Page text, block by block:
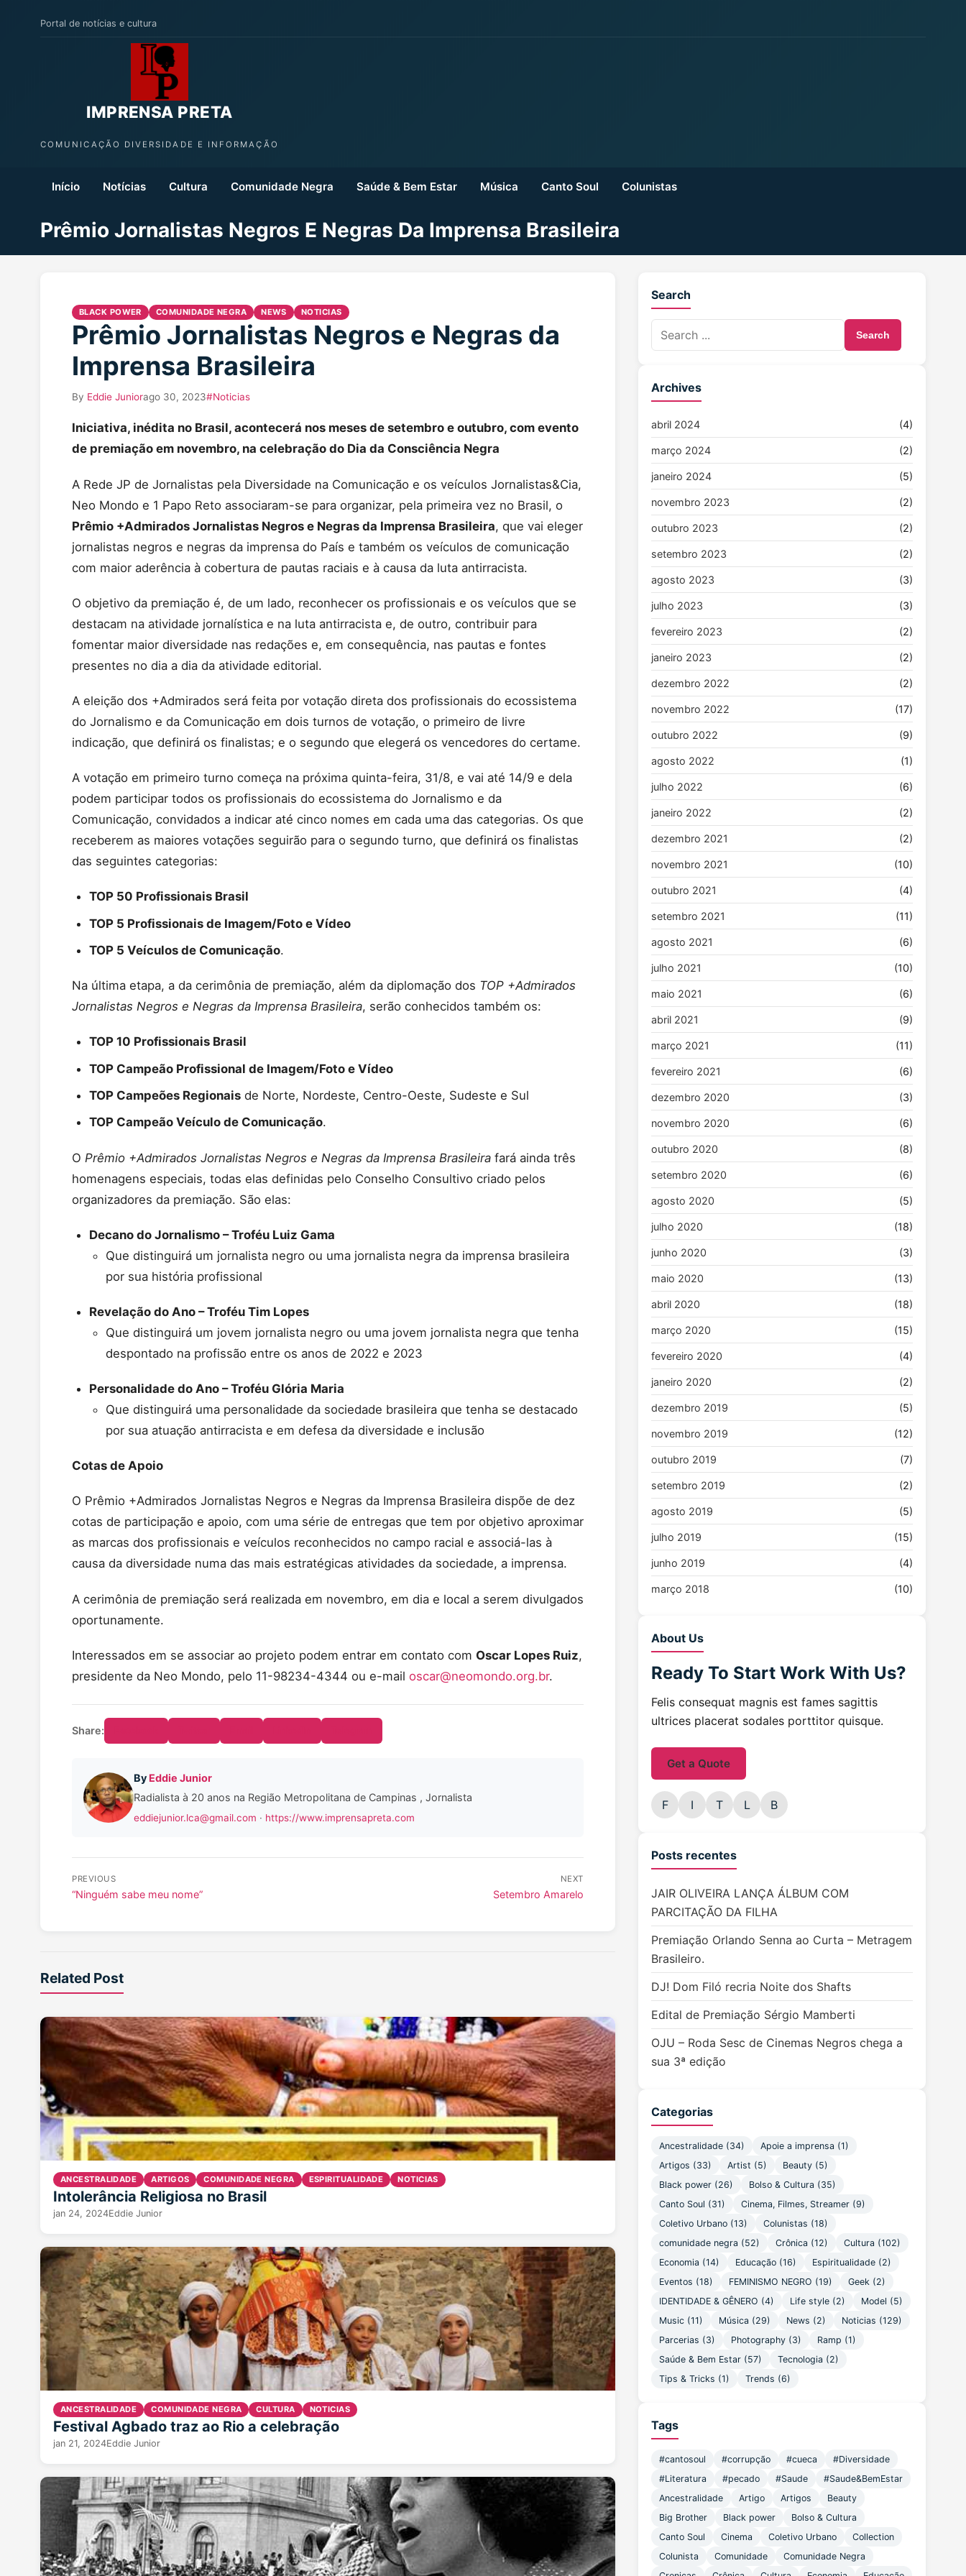
Portal de notícias e cultura
IMPRENSA PRETA
COMUNICAÇÃO DIVERSIDADE E INFORMAÇÃO
Início Notícias Cultura Comunidade Negra Saúde & Bem Estar Música Canto Soul Colunistas
Prêmio Jornalistas Negros E Negras Da Imprensa Brasileira
BLACK POWER COMUNIDADE NEGRA NEWS NOTICIAS
Prêmio Jornalistas Negros e Negras da
Imprensa Brasileira
By Eddie Juniorago 30, 2023#Noticias
Iniciativa, inédita no Brasil, acontecerá nos meses de setembro e outubro, com evento
de premiação em novembro, na celebração do Dia da Consciência Negra
A Rede JP de Jornalistas pela Diversidade na Comunicação e os veículos Jornalistas&Cia,
Neo Mondo e 1 Papo Reto associaram-se para organizar, pela primeira vez no Brasil, o
Prêmio +Admirados Jornalistas Negros e Negras da Imprensa Brasileira, que vai eleger
jornalistas negros e negras da imprensa do País e também os veículos de comunicação
com maior aderência à cobertura de pautas raciais e à causa da luta antirracista.
O objetivo da premiação é, de um lado, reconhecer os profissionais e os veículos que se
destacam na atividade jornalística e na luta antirracista e, de outro, contribuir para
fomentar maior diversidade nas redações e, em consequência, nas pautas e fontes
presentes no dia a dia da atividade editorial.
A eleição dos +Admirados será feita por votação direta dos profissionais do ecossistema
do Jornalismo e da Comunicação em dois turnos de votação, o primeiro de livre
indicação, que definirá os finalistas; e o segundo que elegerá os vencedores do certame.
A votação em primeiro turno começa na próxima quinta-feira, 31/8, e vai até 14/9 e dela
podem participar todos os profissionais do ecossistema do Jornalismo e da
Comunicação, convidados a indicar até cinco nomes em cada uma das categorias. Os que
receberem as maiores votações seguirão para o segundo turno, que definirá os finalistas
das seguintes categorias:
TOP 50 Profissionais Brasil
TOP 5 Profissionais de Imagem/Foto e Vídeo
TOP 5 Veículos de Comunicação.
Na última etapa, a da cerimônia de premiação, além da diplomação dos TOP +Admirados
Jornalistas Negros e Negras da Imprensa Brasileira, serão conhecidos também os:
TOP 10 Profissionais Brasil
TOP Campeão Profissional de Imagem/Foto e Vídeo
TOP Campeões Regionaisde Norte, Nordeste, Centro-Oeste, Sudeste e Sul
TOP Campeão Veículo de Comunicação.
O Prêmio +Admirados Jornalistas Negros e Negras da Imprensa Brasileira fará ainda três
homenagens especiais, todas elas definidas pelo Conselho Consultivo criado pelos
organizadores da premiação. São elas:
Decano do Jornalismo – Troféu Luiz Gama
Que distinguirá um jornalista negro ou uma jornalista negra da imprensa brasileira
por sua história profissional
Revelação do Ano – Troféu Tim Lopes
Que distinguirá um jovem jornalista negro ou uma jovem jornalista negra que tenha
despontado na profissão entre os anos de 2022 e 2023
Personalidade do Ano – Troféu Glória Maria
Que distinguirá uma personalidade da sociedade brasileira que tenha se destacado
por sua atuação antirracista e em defesa da diversidade e inclusão
Cotas de Apoio
O Prêmio +Admirados Jornalistas Negros e Negras da Imprensa Brasileira dispõe de dez
cotas de participação e apoio, com uma série de entregas que tem por objetivo aproximar
as marcas dos profissionais e veículos reconhecidos no campo racial e associá-las à
causa da diversidade numa das mais estratégicas atividades da sociedade, a imprensa.
A cerimônia de premiação será realizada em novembro, em dia e local a serem divulgados
oportunamente.
Interessados em se associar ao projeto podem entrar em contato com Oscar Lopes Ruiz,
presidente da Neo Mondo, pelo 11-98234-4344 ou e-mail oscar@neomondo.org.br.
Share:
By Eddie Junior
Radialista à 20 anos na Região Metropolitana de Campinas , Jornalista
eddiejunior.lca@gmail.com · https://www.imprensapreta.com
PREVIOUS
“Ninguém sabe meu nome”
NEXT
Setembro Amarelo
Related Post
ANCESTRALIDADE ARTIGOS COMUNIDADE NEGRA ESPIRITUALIDADE NOTICIAS
Intolerância Religiosa no Brasil
jan 24, 2024Eddie Junior
ANCESTRALIDADE COMUNIDADE NEGRA CULTURA NOTICIAS
Festival Agbado traz ao Rio a celebração
jan 21, 2024Eddie Junior
Search
Search
Archives
abril 2024 (4)
março 2024 (2)
janeiro 2024 (5)
novembro 2023 (2)
outubro 2023 (2)
setembro 2023 (2)
agosto 2023 (3)
julho 2023 (3)
fevereiro 2023 (2)
janeiro 2023 (2)
dezembro 2022 (2)
novembro 2022 (17)
outubro 2022 (9)
agosto 2022 (1)
julho 2022 (6)
janeiro 2022 (2)
dezembro 2021 (2)
novembro 2021 (10)
outubro 2021 (4)
setembro 2021 (11)
agosto 2021 (6)
julho 2021 (10)
maio 2021 (6)
abril 2021 (9)
março 2021 (11)
fevereiro 2021 (6)
dezembro 2020 (3)
novembro 2020 (6)
outubro 2020 (8)
setembro 2020 (6)
agosto 2020 (5)
julho 2020 (18)
junho 2020 (3)
maio 2020 (13)
abril 2020 (18)
março 2020 (15)
fevereiro 2020 (4)
janeiro 2020 (2)
dezembro 2019 (5)
novembro 2019 (12)
outubro 2019 (7)
setembro 2019 (2)
agosto 2019 (5)
julho 2019 (15)
junho 2019 (4)
março 2018 (10)
About Us
Ready To Start Work With Us?
Felis consequat magnis est fames sagittis
ultrices placerat sodales porttitor quisque.
Get a Quote
F I T L B
Posts recentes
JAIR OLIVEIRA LANÇA ÁLBUM COM
PARCITAÇÃO DA FILHA
Premiação Orlando Senna ao Curta – Metragem
Brasileiro.
DJ! Dom Filó recria Noite dos Shafts
Edital de Premiação Sérgio Mamberti
OJU – Roda Sesc de Cinemas Negros chega a
sua 3ª edição
Categorias
Ancestralidade (34)
Apoie a imprensa (1)
Artigos (33)
Artist (5)
Beauty (5)
Black power (26)
Bolso & Cultura (35)
Canto Soul (31)
Cinema, Filmes, Streamer (9)
Coletivo Urbano (13)
Colunistas (18)
comunidade negra (52)
Crônica (12)
Cultura (102)
Economia (14)
Educação (16)
Espiritualidade (2)
Eventos (18)
FEMINISMO NEGRO (19)
Geek (2)
IDENTIDADE & GÊNERO (4)
Life style (2)
Model (5)
Music (11)
Música (29) News (2)
Noticias (129)
Parcerias (3)
Photography (3)
Ramp (1)
Saúde & Bem Estar (57)
Tecnologia (2)
Tips & Tricks (1)
Trends (6)
Tags
#cantosoul #corrupção #cueca
#Diversidade
#Literatura
#pecado #Saude
#Saude&BemEstar
Ancestralidade
Artigo Artigos
Beauty
Big Brother
Black power
Bolso & Cultura
Canto Soul
Cinema Coletivo Urbano
Collection
Colunista
Comunidade
Comunidade Negra